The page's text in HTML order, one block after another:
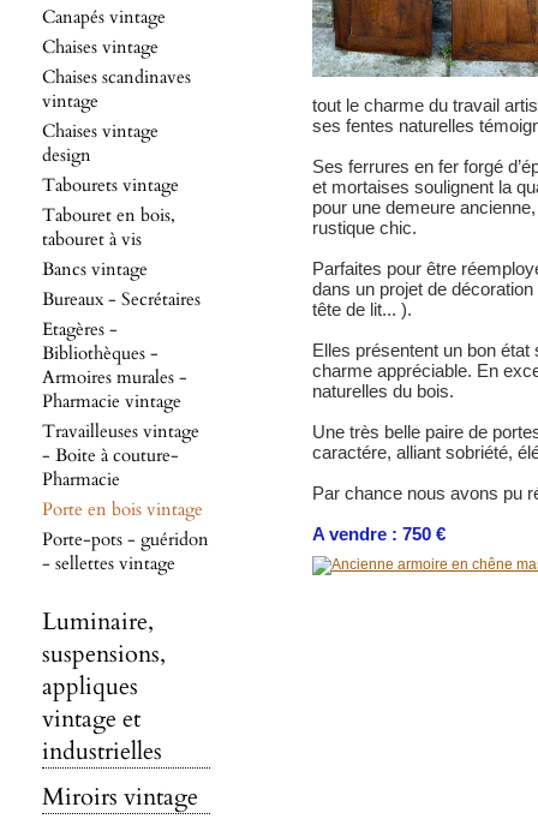
Canapés vintage
Chaises vintage
Chaises scandinaves
vintage
Chaises vintage
design
Tabourets vintage
Tabouret en bois,
tabouret à vis
Bancs vintage
Bureaux - Secrétaires
Etagères -
Bibliothèques -
Armoires murales -
Pharmacie vintage
Travailleuses vintage
- Boite à couture-
Pharmacie
Porte en bois vintage
Porte-pots - guéridon
- sellettes vintage
Luminaire,
suspensions,
appliques
vintage et
industrielles
Miroirs vintage
tout le charme du travail
ses fentes naturelles
Ses ferrures en fer forgé
et mortaises soulignent la
pour une demeure
rustique chic.
Parfaites pour être
dans un projet de
tête de lit... ).
Elles présentent un bon
charme appréciable. En
naturelles du bois.
Une très belle paire de
caractére, alliant sobriété,
Par chance nous avons pu
A vendre : 750 €